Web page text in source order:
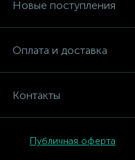
Новые поступления
Оплата и доставка
Контакты
Публичная оферта